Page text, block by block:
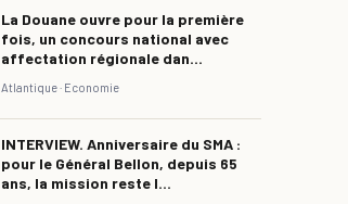
La Douane ouvre pour la première
fois, un concours national avec
affectation régionale dan...
Atlantique · Economie
INTERVIEW. Anniversaire du SMA :
pour le Général Bellon, depuis 65
ans, la mission reste l...